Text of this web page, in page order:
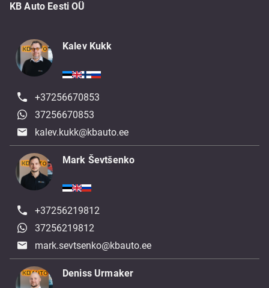
KB Auto Eesti OÜ
Kalev Kukk
+37256670853
37256670853
kalev.kukk@kbauto.ee
Mark Ševtšenko
+37256219812
37256219812
mark.sevtsenko@kbauto.ee
Deniss Urmaker